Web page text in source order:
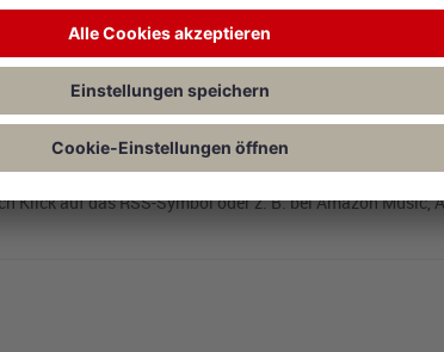
Mobiltelefon laden oder in einem Feed-Reader lesen (z.
Gesetzgebung und Rechtsprechung Neues gibt.
das RSS-Symbol.
Hörer einen kurzen und informativen Überblick u. a. über
sind dazu bestimmt, den Rechtsanwender, der ohnehin
Zug oder beim Joggen – akustisch „auf dem
Klick auf das RSS-Symbol oder z. B. bei Amazon Music,